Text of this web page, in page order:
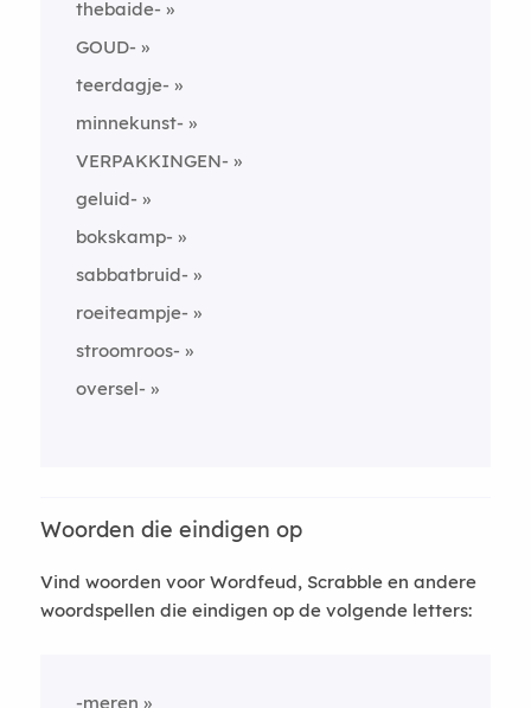
thebaide-
GOUD-
teerdagje-
minnekunst-
VERPAKKINGEN-
geluid-
bokskamp-
sabbatbruid-
roeiteampje-
stroomroos-
oversel-
Woorden die eindigen op
Vind woorden voor Wordfeud, Scrabble en andere
woordspellen die eindigen op de volgende letters:
-meren